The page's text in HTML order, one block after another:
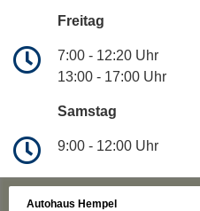
Freitag
7:00 - 12:20 Uhr
13:00 - 17:00 Uhr
Samstag
9:00 - 12:00 Uhr
Autohaus Hempel